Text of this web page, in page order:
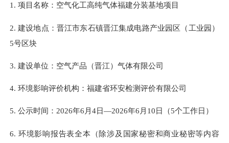
1. 项目名称：空气化工高纯气体福建分装基地项目
2.建设地点：晋江市东石镇晋江集成电路产业园区（工业园）
5号区块
3. 建设单位：空气产品（晋江）气体有限公司
4. 环境影响评价机构：福建省环安检测评价有限公司
5. 公示时间：2026年6 月4日—2026年6 月 10日（5个工作日）
6. 环境影响报告表全本（除涉及 国家秘密和商业秘密等内容